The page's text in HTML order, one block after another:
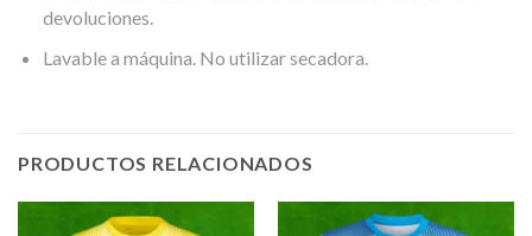
devoluciones.
Lavable a máquina. No utilizar secadora.
PRODUCTOS RELACIONADOS